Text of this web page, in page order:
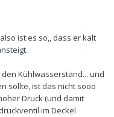
ist es so,, dass er kalt
Kühlwasserstand... und
sollte, ist das nicht sooo
Druck (und damit
im Deckel